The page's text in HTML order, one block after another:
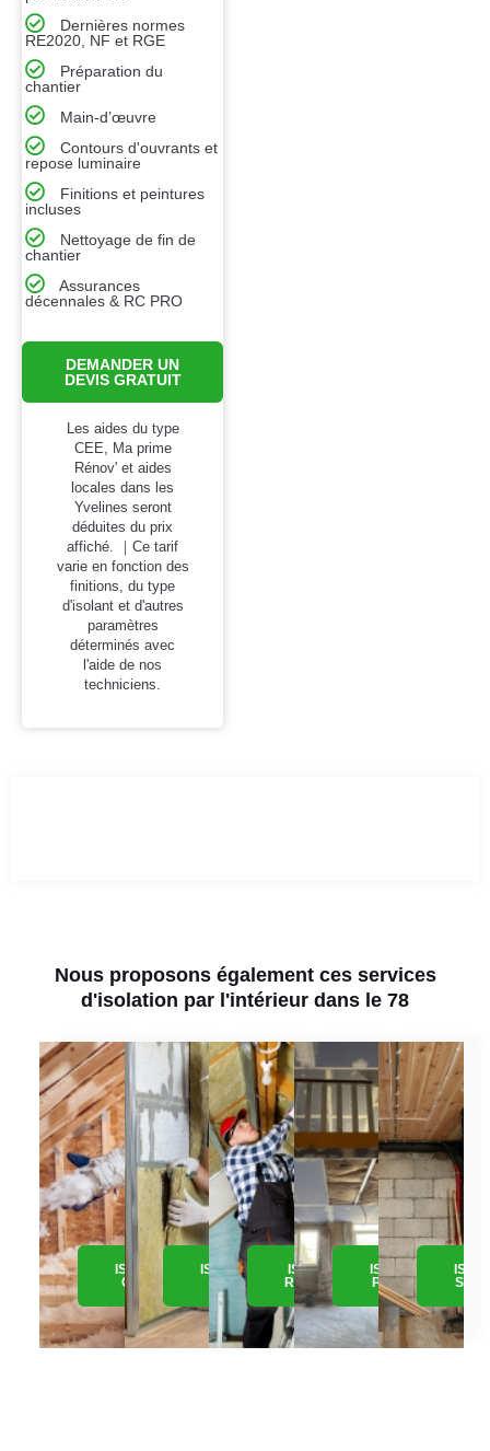
Dernières normes
RE2020, NF et RGE
Préparation du
chantier
Main-d’œuvre
Contours d'ouvrants et
repose luminaire
Finitions et peintures
incluses
Nettoyage de fin de
chantier
Assurances
décennales & RC PRO
DEMANDER UN
DEVIS GRATUIT
Les aides du type
CEE, Ma prime
Rénov' et aides
locales dans les
Yvelines seront
déduites du prix
affiché. ｜Ce tarif
varie en fonction des
finitions, du type
d'isolant et d'autres
paramètres
déterminés avec
l'aide de nos
techniciens.
Nous proposons également ces services
d'isolation par l'intérieur dans le 78
ISOLATION
COMBLE
ISOLATION
MURS
ISOLATION
RAMPANTS
ISOLATION
PLAFOND